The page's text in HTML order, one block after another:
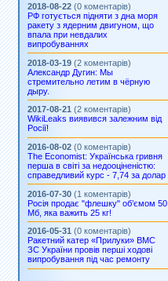
2018-08-22 (0 коментарів)
РФ готується підняти з дна моря
ракету з ядерним двигуном, що
впала при невдалих
випробуваннях
2018-03-19 (2 коментарів)
Александр Дугин: Мы
стремительно летим в чёрную
дыру.
2017-08-21 (2 коментарів)
WikiLeaks виявився залежним від
Росії!
2016-08-02 (0 коментарів)
The Economist: Українська гривня
перша в світі за недооціненістю:
справедливий курс - 7,74 за долар
2016-07-30 (1 коментарів)
Росія продає "флешку" об’ємом 50
Мб, яка важить 25 кг!
2016-05-31 (0 коментарів)
Ракетний катер «Прилуки» ВМС
ЗС України провів перші ходові
випробування під час ремонту